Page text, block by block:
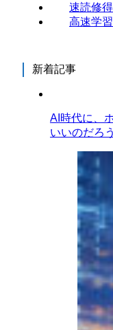
速読修
高速学
新着記事
AI時代に、
いいのだろ